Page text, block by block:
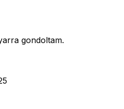
gondoltam.